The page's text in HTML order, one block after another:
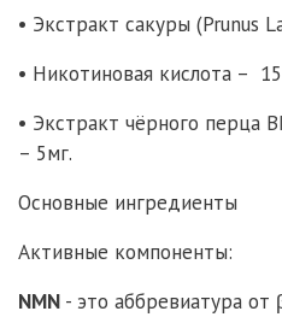
• Экстракт сакуры (Prunus
• Никотиновая кислота –
• Экстракт чёрного перца
– 5мг.
Основные ингредиенты
Активные компоненты:
NMN - это аббревиатура от